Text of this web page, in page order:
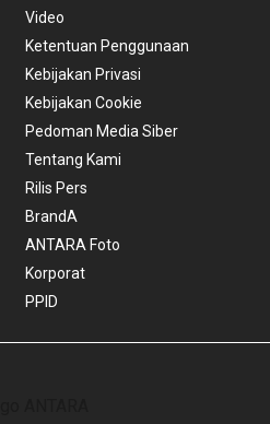
Video
Ketentuan Penggunaan
Kebijakan Privasi
Kebijakan Cookie
Pedoman Media Siber
Tentang Kami
Rilis Pers
BrandA
ANTARA Foto
Korporat
PPID